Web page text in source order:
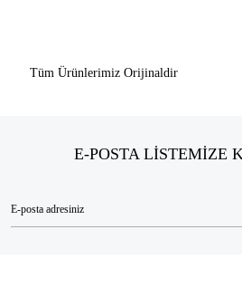
Tüm Ürünlerimiz Orijinaldir
E-POSTA LİSTEMİZE